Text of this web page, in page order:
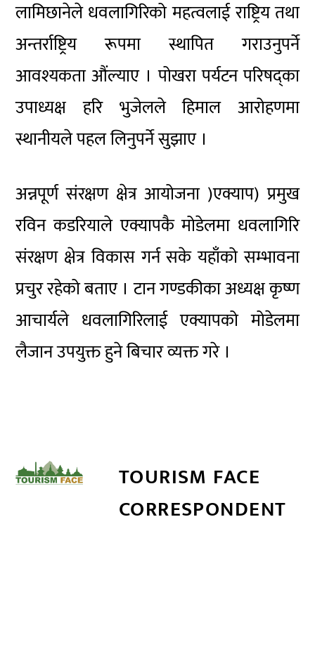
लामिछानेले धवलागिरिको महत्वलाई राष्ट्रिय तथा
अन्तर्राष्ट्रिय रूपमा स्थापित गराउनुपर्ने
आवश्यकता औंल्याए । पोखरा पर्यटन परिषद्का
उपाध्यक्ष हरि भुजेलले हिमाल आरोहणमा
स्थानीयले पहल लिनुपर्ने सुझाए ।
अन्नपूर्ण संरक्षण क्षेत्र आयोजना )एक्याप) प्रमुख
रविन कडरियाले एक्यापकै मोडेलमा धवलागिरि
संरक्षण क्षेत्र विकास गर्न सके यहाँको सम्भावना
प्रचुर रहेको बताए । टान गण्डकीका अध्यक्ष कृष्ण
आचार्यले धवलागिरिलाई एक्यापको मोडेलमा
लैजान उपयुक्त हुने बिचार व्यक्त गरे ।
TOURISM FACE
CORRESPONDENT